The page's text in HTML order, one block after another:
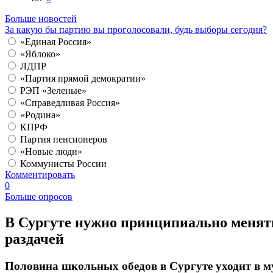
Больше новостей
За какую бы партию вы проголосовали, будь выборы сегодня?
«Единая Россия»
«Яблоко»
ЛДПР
«Партия прямой демократии»
РЭП «Зеленые»
«Справедливая Россия»
«Родина»
КПРФ
Партия пенсионеров
«Новые люди»
Коммунисты России
Комментировать
0
Больше опросов
В Сургуте нужно принципиально
раздачей
Половина школьных обедов в Сургуте уходит в